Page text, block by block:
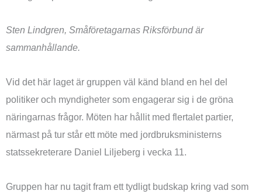
Sten Lindgren, Småföretagarnas Riksförbund är
sammanhållande.
Vid det här laget är gruppen väl känd bland en hel del
politiker och myndigheter som engagerar sig i de gröna
näringarnas frågor. Möten har hållit med flertalet partier,
närmast på tur står ett möte med jordbruksministerns
statssekreterare Daniel Liljeberg i vecka 11.
Gruppen har nu tagit fram ett tydligt budskap kring vad som